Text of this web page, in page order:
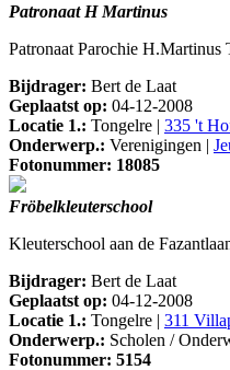
Patronaat H Martinus
Patronaat Parochie
Bijdrager: Bert de Laat
Geplaatst op: 04-12-2008
Locatie 1.: Tongelre | 335 't
Onderwerp.: Verenigingen |
Fotonummer: 18085
Fröbelkleuterschool
Kleuterschool aan de
Bijdrager: Bert de Laat
Geplaatst op: 04-12-2008
Locatie 1.: Tongelre | 311
Onderwerp.: Scholen /
Fotonummer: 5154